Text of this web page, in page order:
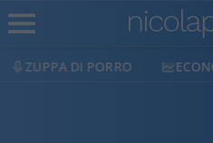
ECONOMIA LIBERILIBRI